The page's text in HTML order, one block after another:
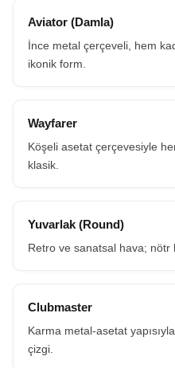
Aviator (Damla)
İnce metal çerçeveli, hem
ikonik form.
Wayfarer
Köşeli asetat çerçevesiyle
klasik.
Yuvarlak (Round)
Retro ve sanatsal hava; nötr
Clubmaster
Karma metal-asetat
çizgi.